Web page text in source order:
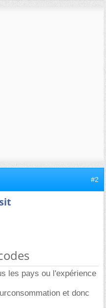
#2
les pays ou l'expérience
et donc